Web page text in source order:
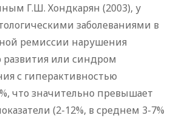
Г.Ш. Хондкарян (2003), у
заболеваниями в
ремиссии нарушения
развития или синдром
с гиперактивностью
что значительно превышает
(2-12%, в среднем 3-7%